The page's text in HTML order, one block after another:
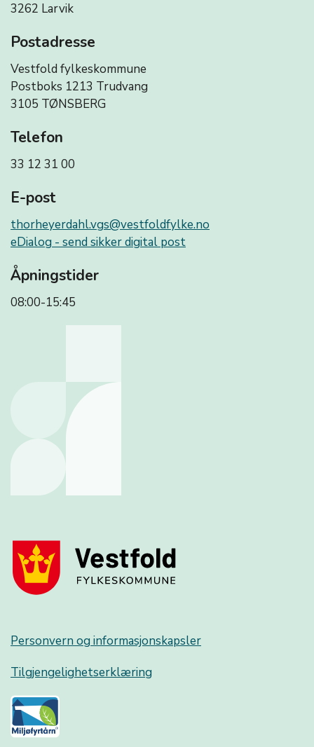
3262 Larvik
Postadresse
Vestfold fylkeskommune
Postboks 1213 Trudvang
3105 TØNSBERG
Telefon
33 12 31 00
E-post
thorheyerdahl.vgs@vestfoldfylke.no
eDialog - send sikker digital post
Åpningstider
08:00-15:45
Personvern og informasjonskapsler
Tilgjengelighetserklæring